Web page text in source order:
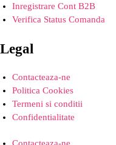
Inregistrare Cont B2B
Verifica Status Comanda
Legal
Contacteaza-ne
Politica Cookies
Termeni si conditii
Confidentialitate